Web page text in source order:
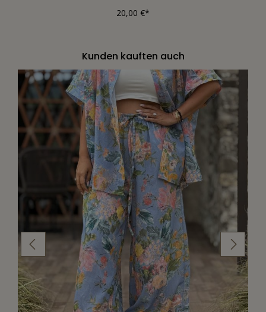
20,00 €*
Kunden kauften auch